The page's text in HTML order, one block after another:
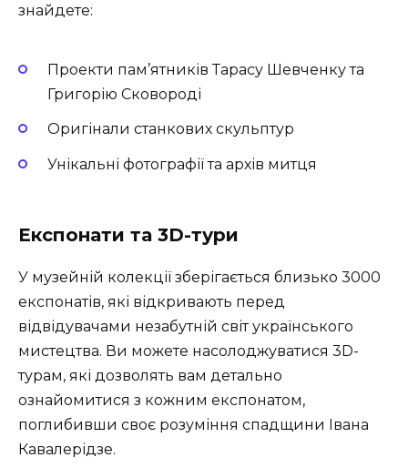
знайдете:
Проекти пам’ятників Тарасу Шевченку та
Григорію Сковороді
Оригінали станкових скульптур
Унікальні фотографії та архів митця
Експонати та 3D-тури
У музейній колекції зберігається близько 3000
експонатів, які відкривають перед
відвідувачами незабутній світ українського
мистецтва. Ви можете насолоджуватися 3D-
турам, які дозволять вам детально
ознайомитися з кожним експонатом,
поглибивши своє розуміння спадщини Івана
Кавалерідзе.